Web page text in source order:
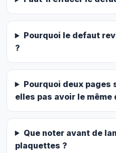
Pourquoi le defaut
?
Pourquoi deux
elles pas avoir le même
Que noter avant de
plaquettes ?